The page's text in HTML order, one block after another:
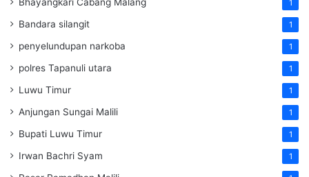
1
Bandara silangit 1
penyelundupan narkoba 1
polres Tapanuli utara 1
Luwu Timur 1
Anjungan Sungai Malili 1
Bupati Luwu Timur 1
Irwan Bachri Syam 1